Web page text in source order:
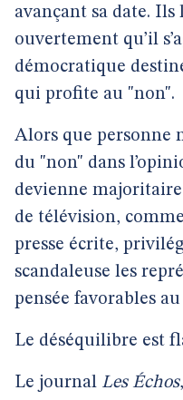
avançant sa date.
ouvertement qu’il
démocratique
qui profite au "non".
Alors que personne
du "non" dans
devienne
de télévision,
presse écrite,
scandaleuse les
pensée favorables
Le déséquilibre est
Le journal Les Échos